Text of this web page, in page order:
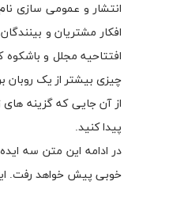
انتشار و عمومی سازی
افکار مشتریان و
افتتاحیه مجلل و باشکوه
چیزی بیشتر از یک روبان
از آن جایی که گزینه
پیدا کنید.
در ادامه این متن سه
خوبی پیش خواهد رفت. این